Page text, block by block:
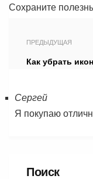
Сохраните
ПРЕДЫДУЩАЯ
Как убрать
Сергей
Я покупаю
Поиск